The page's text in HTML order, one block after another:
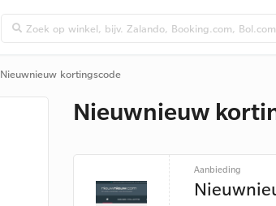
Nieuwnieuw kortingscode
Nieuwnieuw
Aanbieding